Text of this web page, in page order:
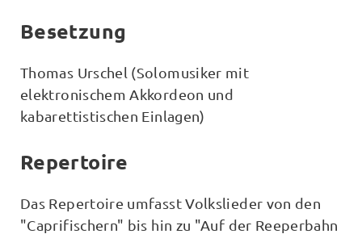
Besetzung
Thomas Urschel (Solomusiker mit
elektronischem Akkordeon und
kabarettistischen Einlagen)
Repertoire
Das Repertoire umfasst Volkslieder von den
"Caprifischern" bis hin zu "Auf der Reeperbahn